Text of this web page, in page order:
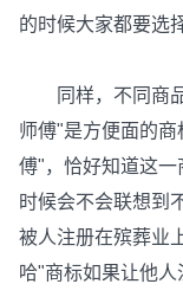
的时候大家都要选
同样，不同商品
师傅"是方便面的
傅"，恰好知道这
时候会不会联想到
被人注册在殡葬业
哈"商标如果让他